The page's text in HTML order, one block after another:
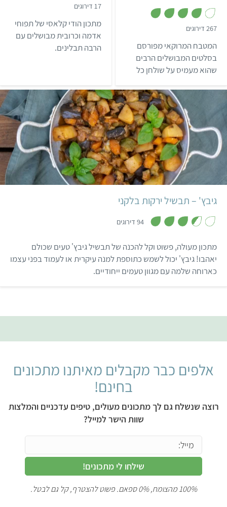
267 דירוגים
.
9
מ
ת
ו
המטבח המרוקאי מפורסם
בסלטים המבושלים הרבים
שהוא מעמיס על שולחן כל
הפסח המרוקאי ניתן
בדרך-כלל למצוא סלט
מבושל אופייני לעונת האביב:
סלט עלי סלק (עלי מנגולד)
טעים להפליא. היום, אפשר
למצוא בישראל לאורך כל
השנה עלי מנגולד בסופרים,
כך שאצל רבים, סלט עלי סלק
…
17 דירוגים
.
6
מ
ת
ו
מתכון הודי קלאסי של תפוחי
אדמה וכרובית מבושלים עם
הרבה תבלינים.
קל שעה ו-20 דקות 4 מנות בלקני
גיבץ' – תבשיל ירקות בלקני
94 דירוגים
ת
ך
5
מתכון מעולה, פשוט וקל להכנה של תבשיל גיבץ' טעים שכולם
יאהבו! גיבץ' יכול לשמש כתוספת למנה עיקרית או לעמוד בפני עצמו
כארוחה שלמה עם מגוון טעמים ייחודיים.
אלפים כבר מקבלים מאיתנו מתכונים
בחינם!
רוצה שנשלח גם לך מתכונים מעולים, טיפים עדכניים והמלצות
שוות הישר למייל?
שילחו לי מתכונים!
100% מהצומח, 0% ספאם. פשוט להצטרף, קל גם לבטל.